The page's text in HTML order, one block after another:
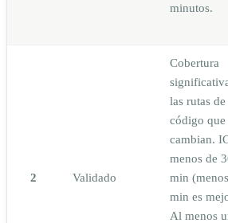
minutos.
2 Validado
Cobertura
las rutas de
código que
cambian.
menos de
min
min es
Al menos